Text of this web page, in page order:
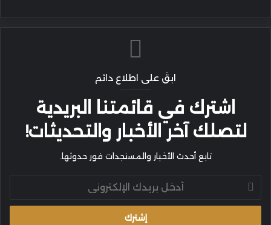
ابقَ على اطلاع دائم
اشترك في قائمتنا البريدية
لتصلك آخر الأخبار والتحديثات!
تابع أحدث الأخبار والمستجدات فور حدوثها.
بريدك
الإلكتروني